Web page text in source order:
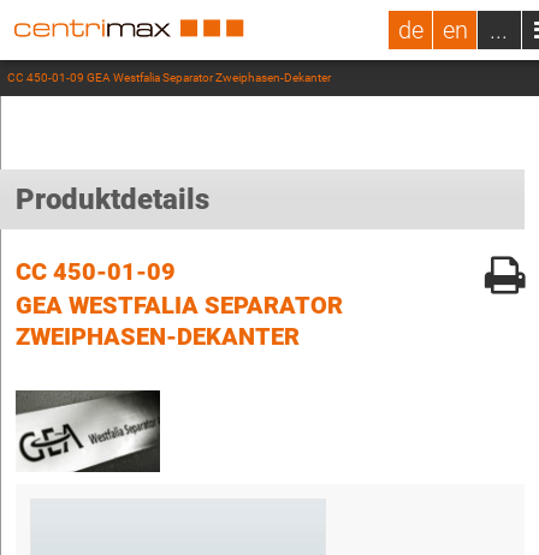
de en ...
CC 450-01-09 GEA Westfalia Separator Zweiphasen-Dekanter
Produktdetails
CC 450-01-09
GEA WESTFALIA SEPARATOR
ZWEIPHASEN-DEKANTER